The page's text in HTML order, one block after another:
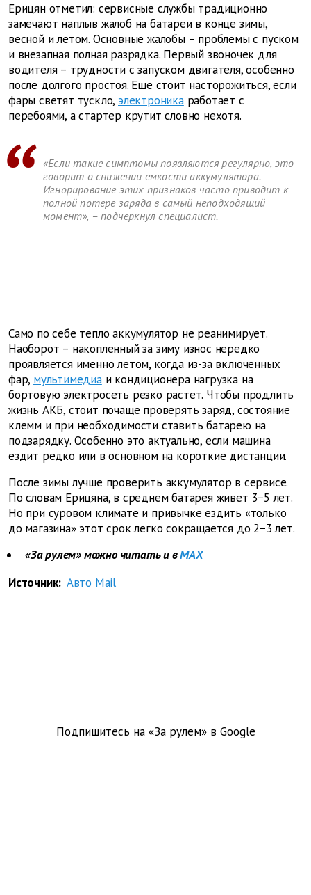
Ерицян отметил: сервисные службы традиционно
замечают наплыв жалоб на батареи в конце зимы,
весной и летом. Основные жалобы – проблемы с пуском
и внезапная полная разрядка. Первый звоночек для
водителя – трудности с запуском двигателя, особенно
после долгого простоя. Еще стоит насторожиться, если
фары светят тускло, электроникаработает с
перебоями, а стартер крутит словно нехотя.
«Если такие симптомы появляются регулярно, это
говорит о снижении емкости аккумулятора.
Игнорирование этих признаков часто приводит к
полной потере заряда в самый неподходящий
момент», – подчеркнул специалист.
Само по себе тепло аккумулятор не реанимирует.
Наоборот – накопленный за зиму износ нередко
проявляется именно летом, когда из-за включенных
фар, мультимедиаи кондиционера нагрузка на
бортовую электросеть резко растет. Чтобы продлить
жизнь АКБ, стоит почаще проверять заряд, состояние
клемм и при необходимости ставить батарею на
подзарядку. Особенно это актуально, если машина
ездит редко или в основном на короткие дистанции.
После зимы лучше проверить аккумулятор в сервисе.
По словам Ерицяна, в среднем батарея живет 3−5 лет.
Но при суровом климате и привычке ездить «только
до магазина» этот срок легко сокращается до 2−3 лет.
«За рулем» можно читать и вMAX
Источник: Авто Mail
Подпишитесь на «За рулем» в Google